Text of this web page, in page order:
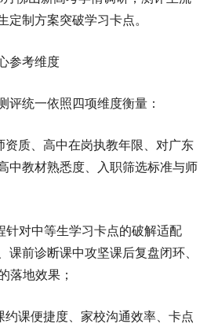
定制方案突破学习卡点。
参考维度
评统一依照四项维度衡量：
资质、高中在岗执教年限、对广东
中教材熟悉度、入职筛选标准与师
针对中等生学习卡点的破解适配
课前诊断课中攻坚课后复盘闭环、
落地效果；
约课便捷度、家校沟通效率、卡点